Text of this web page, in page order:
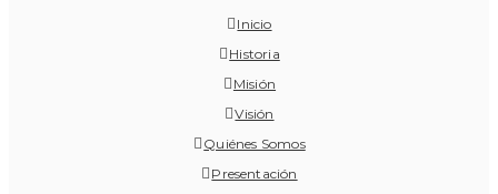
Inicio
Historia
Misión
Visión
Quiénes Somos
Presentación